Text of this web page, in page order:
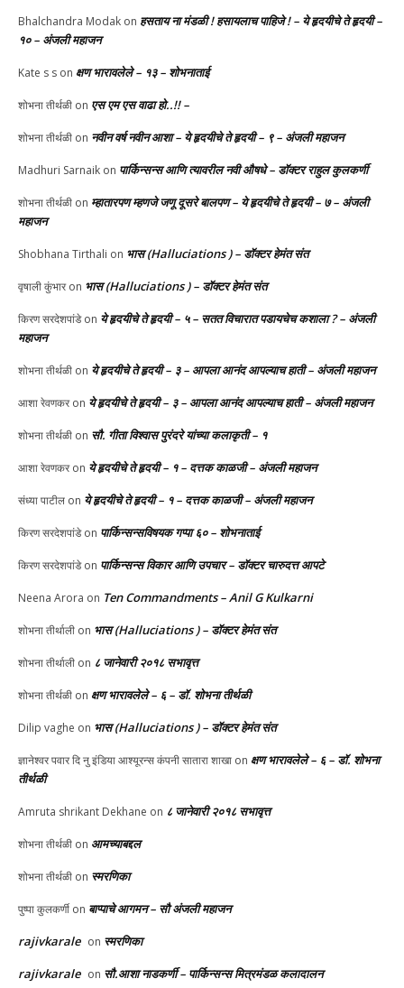
Bhalchandra Modak on हसताय ना मंडळी‌ ! हसायलाच पाहिजे ! – ये हृदयीचे ते हृदयी –
१० – अंजली महाजन
Kate s s on क्षण भारावलेले – १३ – शोभनाताई
शोभना तीर्थळी on एस एम एस वाढा हो..!! –
शोभना तीर्थळी on नवीन वर्ष नवीन आशा – ये हृदयीचे ते हृदयी – ९ – अंजली महाजन
Madhuri Sarnaik on पार्किन्सन्स आणि त्यावरील नवी औषधे – डॉक्टर राहुल कुलकर्णी
शोभना तीर्थळी on म्हातारपण म्हणजे जणू दूसरे बालपण – ये हृदयीचे ते हृदयी – ७ – अंजली
महाजन
Shobhana Tirthali on भास (Halluciations ) – डॉक्टर हेमंत संत
वृषाली कुंभारon भास (Halluciations ) – डॉक्टर हेमंत संत
किरण सरदेशपांडेon ये हृदयीचे ते हृदयी – ५ – सतत विचारात पडायचेच कशाला ? – अंजली
महाजन
शोभना तीर्थळी on ये हृदयीचे ते हृदयी – ३ – आपला आनंद आपल्याच हाती – अंजली महाजन
आशा रेवणकरon ये हृदयीचे ते हृदयी – ३ – आपला आनंद आपल्याच हाती – अंजली महाजन
शोभना तीर्थळी on सौ. गीता विश्वास पुरंदरे यांच्या कलाकृती – १
आशा रेवणकरon ये हृदयीचे ते हृदयी – १ – दत्तक काळजी – अंजली महाजन
संध्या पाटील on ये हृदयीचे ते हृदयी – १ – दत्तक काळजी – अंजली महाजन
किरण सरदेशपांडेon पार्किन्सन्सविषयक गप्पा ६० – शोभनाताई
किरण सरदेशपांडेon पार्किन्सन्स विकार आणि उपचार – डॉक्टर चारुदत्त आपटे
Neena Arora on Ten Commandments – Anil G Kulkarni
शोभना तीर्थाली on भास (Halluciations ) – डॉक्टर हेमंत संत
शोभना तीर्थाली on ८ जानेवारी २०१८ सभावृत्त
शोभना तीर्थळी on क्षण भारावलेले – ६ – डॉ. शोभना तीर्थळी
Dilip vaghe on भास (Halluciations ) – डॉक्टर हेमंत संत
ज्ञानेश्वर पवार दि नु इंडिया आश्यूरन्स कंपनी सातारा शाखा on क्षण भारावलेले – ६ – डॉ. शोभना
तीर्थळी
Amruta shrikant Dekhane on ८ जानेवारी २०१८ सभावृत्त
शोभना तीर्थळी on आमच्याबद्दल
शोभना तीर्थळी on स्मरणिका
पुष्पा कुलकर्णी on बाप्पाचे आगमन – सौ अंजली महाजन
rajivkarale on स्मरणिका
rajivkarale on सौ.आशा नाडकर्णी – पार्किन्सन्स मित्रमंडळ कलादालन